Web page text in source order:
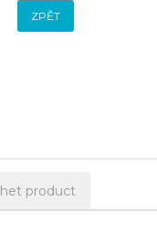
ZPĚT
product